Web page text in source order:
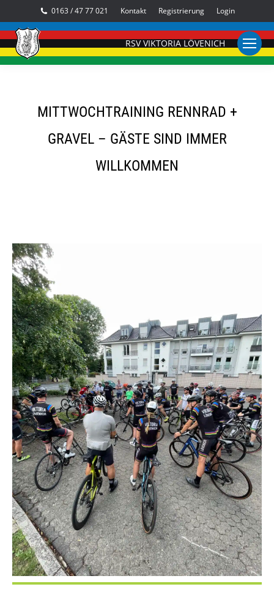
0163 / 47 77 021 Kontakt Registrierung Login
RSV VIKTORIA LÖVENICH
MITTWOCHTRAINING RENNRAD +
GRAVEL – GÄSTE SIND IMMER
WILLKOMMEN